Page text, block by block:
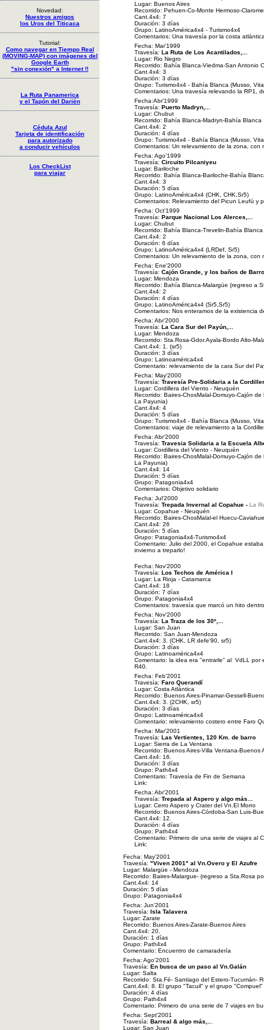
Novedad:
Nuestros amigos
los Uros del Titicaca
Tutorial:
Como navegar en Tiempo Real
(MOVING-MAP) con imágenes del
Google Earth
"sin conexión" a Internet !!
La Ruta Panamerica
y el Tapón del Darién
Cédula Azul
Tarjeta de identificación
para autorizado
a conducir vehículos
Los CheckList
para viajar
Lugar: Buenos Aires
Recorrido: Pehuen-Co-Monte Hermoso-
Cant.4x4: 7
Duración: 3 días
Grupo: LatinoAmérica4x4 - Turismo4x4
Comentarios: Una travesía por la costa
Fecha: Mar'1999
Travesía: La Ruta de Los Acantilados,...
Lugar: Rio Negro
Recorrido: Bahía Blanca-Viedma-San Antonio
Cant.4x4: 3
Duración: 3 días
Grupo: Turismo4x4 - Bahía Blanca (Musso,
Comentarios: Una travesía relevando la RP1,
Fecha:Abr'1999
Travesía: Puerto Madryn,...
Lugar: Chubut
Recorrido: Bahía Blanca-Madryn-Bahía Blanca
Cant.4x4: 2
Duración: 4 días
Grupo: Turismo4x4 - Bahía Blanca (Musso,
Comentarios: Un relevamiento de la zona, con
Fecha: Ago'1999
Travesía: Circuito Pilcaniyeu
Lugar: Bariloche
Recorrido: Bahía Blanca-Bariloche-Bahía
Cant.4x4: 3
Duración: 5 días
Grupo: LatinoAmérica4x4 (CHK, CHK,Sr5)
Comentarios: Relevamiento del Picun Leufú y
Fecha: Oct'1999
Travesía: Parque Nacional Los Alerces,...
Lugar: Chubut
Recorrido: Bahía Blanca-Trevelin-Bahía Blanca
Cant.4x4: 2
Duración: 6 días
Grupo: LatinoAmérica4x4 (LRDef, Sr5)
Comentarios: Un relevamiento de la zona, con
Fecha: Ene'2000
Travesía: Cajón Grande, y los baños de
Lugar: Mendoza
Recorrido: Bahía Blanca-Malargüe (regreso a
Cant.4x4: 2
Duración: 4 días
Grupo: LatinoAmérica4x4 (Sr5,Sr5)
Comentarios: Nos enteramos de la existencia
Fecha: Abr'2000
Travesía: La Cara Sur del Payún,...
Lugar: Mendoza
Recorrido: Sta.Rosa-Gdor.Ayala-Bordo Alto-
Cant.4x4: 1. (sr5)
Duración: 3 días
Grupo: Latinoamérica4x4
Comentario: relevamiento de la cara Sur del
Fecha: May'2000
Travesía: Travesía Pre-Solidaria a la
Lugar: Cordillera del Viento - Neuquén
Recorrido: Baires-ChosMalal-Domuyo-Cajón
La Payunia)
Cant.4x4: 4
Duración: 5 días
Grupo: Turismo4x4 - Bahía Blanca (Musso,
Comentarios: viaje de relevamiento a la
Fecha: Abr'2000
Travesía: Travesia Solidaria a la Escuela
Lugar: Cordillera del Viento - Neuquén
Recorrido: Baires-ChosMalal-Domuyo-Cajón
La Payunia)
Cant.4x4: 14
Duración: 5 días
Grupo: Patagonia4x4
Comentarios: Objetivo solidario
Fecha: Jul'2000
Travesía: Trepada Invernal al Copahue -La
Lugar: Copahue - Neuquén
Recorrido: Baires-ChosMalal-el Huecu-
Cant.4x4: 26
Duración: 5 días
Grupo: Patagonia4x4-Turismo4x4
Comentario: Julio del 2000, el Copahue
invierno a treparlo!
Fecha: Nov'2000
Travesía: Los Techos de América I
Lugar: La Rioja - Catamarca
Cant.4x4: 18
Duración: 7 días
Grupo: Patagonia4x4
Comentarios: travesía que marcó un hito
Fecha: Nov'2000
Travesía: La Traza de los 30º,...
Lugar: San Juan
Recorrido: San Juan-Mendoza
Cant.4x4: 3. (CHK, LR defe'90, sr5)
Duración: 3 días
Grupo: Latinoamérica4x4
Comentario: la idea era "entrarle" al VdLL por
R40.
Fecha: Feb'2001
Travesía: Faro Querandí
Lugar: Costa Atlántica
Recorrido: Buenos Aires-Pinamar-Gessell-
Cant.4x4: 3. (2CHK, sr5)
Duración: 3 días
Grupo: Latinoamérica4x4
Comentario: relevamiento costero entre Faro
Fecha: Mar'2001
Travesía: Las Vertientes, 120 Km. de barro
Lugar: Sierra de La Ventana
Recorrido: Buenos Aires-Villa Ventana-Buenos
Cant.4x4: 16.
Duración: 3 días
Grupo: Path4x4
Comentario: Travesía de Fin de Semana
Link:
Fecha: Abr'2001
Travesía: Trepada al Aspero y algo más...
Lugar: Cerro Aspero y Crater del Vn.El Morro
Recorrido: Buenos Aires-Córdoba-San Luis-
Cant.4x4: 12.
Duración: 4 días
Grupo: Path4x4
Comentario: Primero de una serie de viajes al
Link:
Fecha: May'2001
Travesía: "Viven 2001" al Vn.Overo y El Azufre
Lugar: Malargüe - Mendoza
Recorrido: Baires-Malargue- (regreso a Sta.Rosa
Cant.4x4: 14
Duración: 5 días
Grupo: Patagonia4x4
Fecha: Jun'2001
Travesía: Isla Talavera
Lugar: Zarate
Recorrido: Buenos Aires-Zarate-Buenos Aires
Cant.4x4: 20.
Duración: 1 días
Grupo: Path4x4
Comentario: Encuentro de camaradería
Fecha: Ago'2001
Travesía: En busca de un paso al Vn.Galán
Lugar: Salta
Recorrido: Sta.Fé- Santiago del Estero-Tucumán-
Cant.4x4: 8. El grupo "Tacuil" y el grupo "Compuel"
Duración: 4 días
Grupo: Path4x4
Comentario: Primero de una serie de 7 viajes en
Fecha: Sept'2001
Travesía: Barreal & algo más,..
Lugar: San Juan